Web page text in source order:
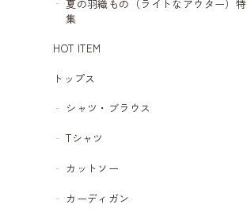
夏の羽織もの（ライトなアウター）特
集
HOT ITEM
トップス
シャツ・ブラウス
Tシャツ
カットソー
カーディガン